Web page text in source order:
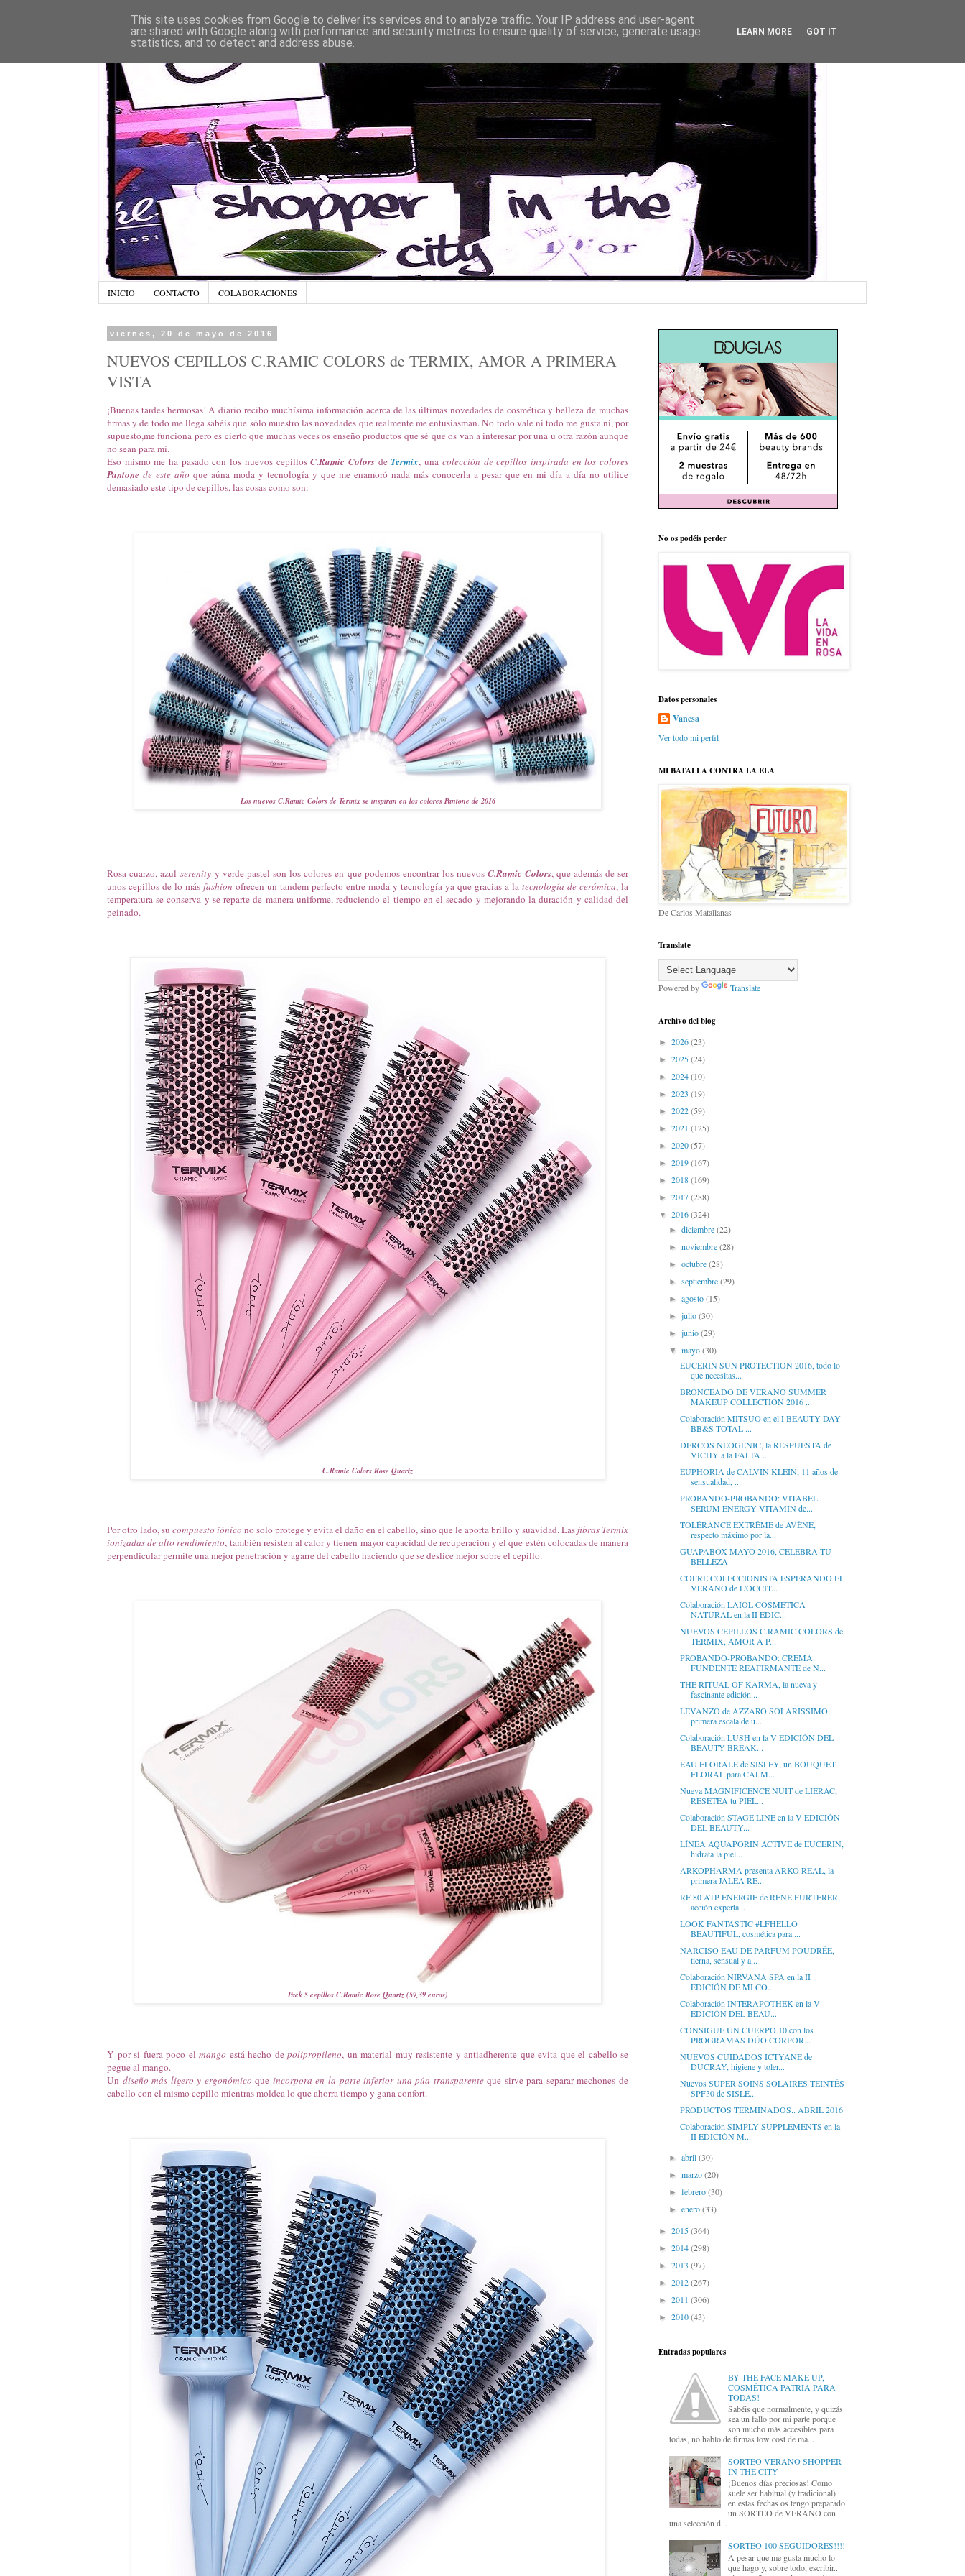
INICIO CONTACTO COLABORACIONES
viernes, 20 de mayo de 2016
NUEVOS CEPILLOS C.RAMIC COLORS de TERMIX, AMOR A PRIMERA
VISTA
¡Buenas tardes hermosas! A diario recibo muchísima información acerca de las últimas novedades de cosmética y belleza de muchas
firmas y de todo me llega sabéis que sólo muestro las novedades que realmente me entusiasman. No todo vale ni todo me gusta ni, por
supuesto,me funciona pero es cierto que muchas veces os enseño productos que sé que os van a interesar por una u otra razón aunque
no sean para mí.
Eso mismo me ha pasado con los nuevos cepillosC.Ramic Colors deTermix, una colección de cepillos inspirada en los colores
Pantone de este año que aúna moda y tecnología y que me enamoró nada más conocerla a pesar que en mi día a día no utilice
demasiado este tipo de cepillos, las cosas como son:
Los nuevos C.Ramic Colors de Termix se inspiran en los colores Pantone de 2016
Rosa cuarzo, azulserenity y verde pastel son los colores en que podemos encontrar los nuevos C.Ramic Colors, que además de ser
unos cepillos de lo más fashion ofrecen un tandem perfecto entre moda y tecnología ya que gracias a la tecnología de cerámica, la
temperatura se conserva y se reparte de manera uniforme, reduciendo el tiempo en el secado y mejorando la duración y calidad del
peinado.
C.Ramic Colors Rose Quartz
Por otro lado, su compuesto iónico no solo protege y evita el daño en el cabello, sino que le aporta brillo y suavidad. Lasfibras Termix
ionizadas de alto rendimiento, también resisten al calor y tienen mayor capacidad de recuperación y el que estén colocadas de manera
perpendicular permite una mejor penetración y agarre del cabello haciendo que se deslice mejor sobre el cepillo.
Pack 5 cepillos C.Ramic Rose Quartz (59,39 euros)
Y por si fuera poco el mango está hecho de polipropileno, un material muy resistente y antiadherente que evita que el cabello se
pegue al mango.
Un diseño más ligero y ergonómico que incorpora en la parte inferior una púa transparenteque sirve para separar mechones de
cabello con el mismo cepillo mientras moldea lo que ahorra tiempo y gana confort.
No os podéis perder
Datos personales
Vanesa
Ver todo mi perfil
MI BATALLA CONTRA LA ELA
De Carlos Matallanas
Translate
Powered by Translate
Archivo del blog
► 2026(23)
► 2025(24)
► 2024(10)
► 2023 (19)
► 2022(59)
► 2021 (125)
► 2020(57)
► 2019(167)
► 2018(169)
► 2017(288)
▼ 2016(324)
►diciembre(22)
►noviembre(28)
►octubre(28)
►septiembre(29)
►agosto(15)
►julio(30)
►junio(29)
▼mayo(30)
EUCERIN SUN PROTECTION 2016, todo lo
que necesitas...
BRONCEADO DE VERANO SUMMER
MAKEUP COLLECTION 2016 ...
Colaboración MITSUO en el I BEAUTY DAY
BB&S TOTAL ...
DERCOS NEOGENIC, la RESPUESTA de
VICHY a la FALTA ...
EUPHORIA de CALVIN KLEIN, 11 años de
sensualidad, ...
PROBANDO-PROBANDO: VITABEL
SERUM ENERGY VITAMIN de...
TOLÉRANCE EXTRÊME de AVÈNE,
respecto máximo por la...
GUAPABOX MAYO 2016, CELEBRA TU
BELLEZA
COFRE COLECCIONISTA ESPERANDO EL
VERANO de L'OCCIT...
Colaboración LAIOL COSMÉTICA
NATURAL en la II EDIC...
NUEVOS CEPILLOS C.RAMIC COLORS de
TERMIX, AMOR A P...
PROBANDO-PROBANDO: CREMA
FUNDENTE REAFIRMANTE de N...
THE RITUAL OF KARMA, la nueva y
fascinante edición...
LEVANZO de AZZARO SOLARISSIMO,
primera escala de u...
Colaboración LUSH en la V EDICIÓN DEL
BEAUTY BREAK...
EAU FLORALE de SISLEY, un BOUQUET
FLORAL para CALM...
Nueva MAGNIFICENCE NUIT de LIERAC,
RESETEA tu PIEL...
Colaboración STAGE LINE en la V EDICIÓN
DEL BEAUTY...
LÍNEA AQUAPORIN ACTIVE de EUCERIN,
hidrata la piel...
ARKOPHARMA presenta ARKO REAL, la
primera JALEA RE...
RF 80 ATP ENERGIE de RENE FURTERER,
acción experta...
LOOK FANTASTIC #LFHELLO
BEAUTIFUL, cosmética para ...
NARCISO EAU DE PARFUM POUDRÉE,
tierna, sensual y a...
Colaboración NIRVANA SPA en la II
EDICIÓN DE MI CO...
Colaboración INTERAPOTHEK en la V
EDICIÓN DEL BEAU...
CONSIGUE UN CUERPO 10 con los
PROGRAMAS DÚO CORPOR...
NUEVOS CUIDADOS ICTYANE de
DUCRAY, higiene y toler...
Nuevos SUPER SOINS SOLAIRES TEINTÉS
SPF30 de SISLE...
PRODUCTOS TERMINADOS.. ABRIL 2016
Colaboración SIMPLY SUPPLEMENTS en la
II EDICIÓN M...
►abril(30)
►marzo(20)
►febrero(30)
►enero(33)
► 2015(364)
► 2014(298)
► 2013 (97)
► 2012(267)
► 2011 (306)
► 2010(43)
Entradas populares
BY THE FACE MAKE UP,
COSMÉTICA PATRIA PARA
TODAS!
Sabéis que normalmente, y quizás
sea un fallo por mi parte porque
son mucho más accesibles para
todas, no hablo de firmas low cost de ma...
SORTEO VERANO SHOPPER
IN THE CITY
¡Buenos días preciosas! Como
suele ser habitual (y tradicional)
en estas fechas os tengo preparado
un SORTEO de VERANO con
una selección d...
SORTEO 100 SEGUIDORES!!!!
A pesar que me gusta mucho lo
que hago y, sobre todo, escribir..
This site uses cookies from Google to deliver its services and to analyze traffic. Your IP address and user-agent
are shared with Google along with performance and security metrics to ensure quality of service, generate usage
statistics, and to detect and address abuse.
LEARN MORE GOT IT